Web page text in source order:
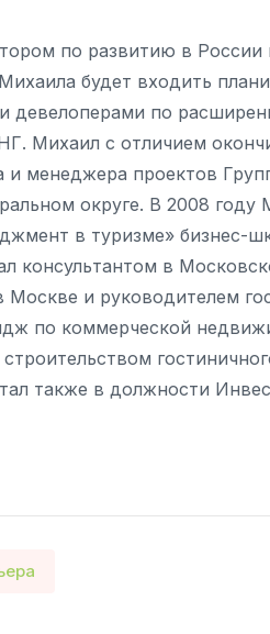
по развитию в
будет входить
девелоперами по
Михаил с отличием
и менеджера проектов
округе. В 2008 году
в туризме» бизнес-
консультантом в
Москве и руководителем
по коммерческой
также в должности